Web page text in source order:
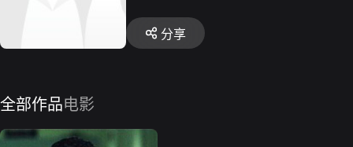
分享
全部作品电影